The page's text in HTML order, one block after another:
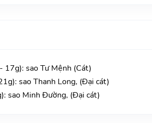
17g): sao Tư Mệnh (Cát)
sao Thanh Long, (Đại cát)
sao Minh Đường, (Đại cát)